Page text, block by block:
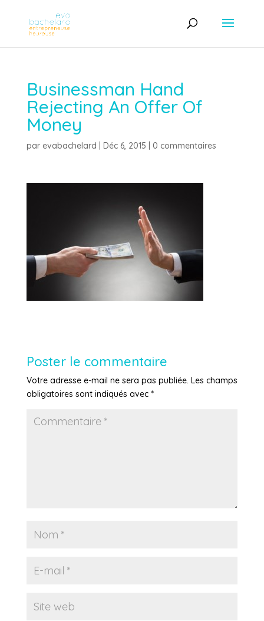
Businessman Hand
Rejecting An Offer Of
Money
par evabachelard Déc 6, 2015 0 commentaires
Poster le commentaire
Votre adresse e-mail ne sera pas publiée. Les champs
obligatoires sont indiqués avec *